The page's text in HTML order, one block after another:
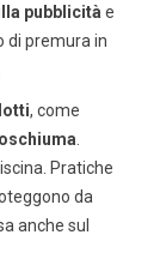
pubblicità e
di premura in
, come
Pratiche
da
anche sul